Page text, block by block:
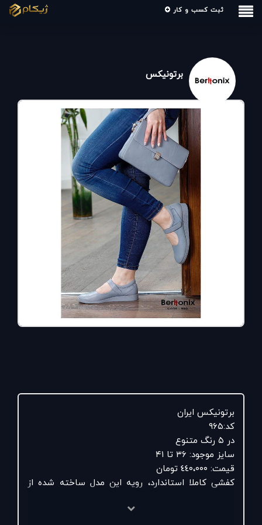
ثبت کسب و کار
برتونیکس
برتونیکس ایران
کد:۹۶۵
در ۵ رنگ متنوع
سایز موجود: ۳۶ تا ۴۱
قیمت: ٤٤٠،۰۰۰ تومان
کفشی کاملا استاندارد، رویه این مدل ساخته شده از
همراه کفی کاملا طبی، زیره بیرونی این کفش ساخته